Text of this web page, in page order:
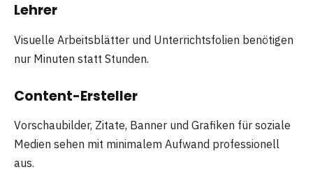
Lehrer
Visuelle Arbeitsblätter und Unterrichtsfolien benötigen
nur Minuten statt Stunden.
Content-Ersteller
Vorschaubilder, Zitate, Banner und Grafiken für soziale
Medien sehen mit minimalem Aufwand professionell
aus.